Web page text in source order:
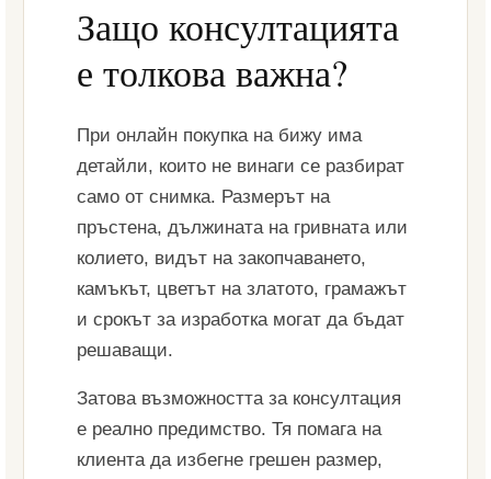
Защо консултацията
е толкова важна?
При онлайн покупка на бижу има
детайли, които не винаги се разбират
само от снимка. Размерът на
пръстена, дължината на гривната или
колието, видът на закопчаването,
камъкът, цветът на златото, грамажът
и срокът за изработка могат да бъдат
решаващи.
Затова възможността за консултация
е реално предимство. Тя помага на
клиента да избегне грешен размер,